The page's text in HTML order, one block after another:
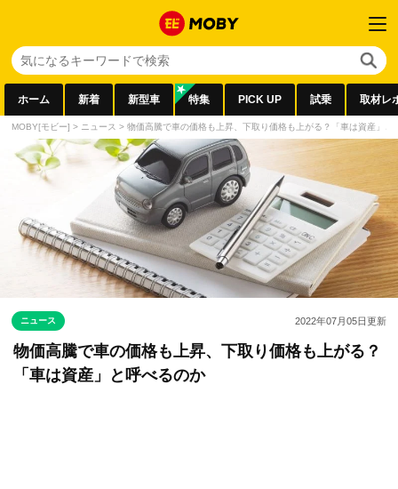
ホーム 新着 新型車 特集 PICK UP 試乗 取材レ
MOBY[モビー] > ニュース > 物価高騰で車の価格も上昇、下取り価格も上がる？「車は資産」と
ニュース 2022年07月05日更新
物価高騰で車の価格も上昇、下取り価格も上がる？
「車は資産」と呼べるのか